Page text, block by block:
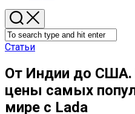
Статьи
От Индии до
цены самых
мире с Lada